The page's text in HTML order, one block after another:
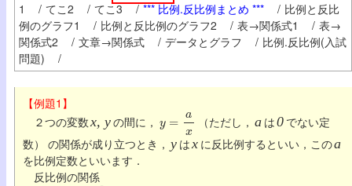
1
/ てこ2 / てこ3 / *** 比例.反比例まとめ *** / 比例と反比
例のグラフ1
/ 比例と反比例のグラフ2 / 表→関係式1 / 表→
関係式2
/ 文章→関係式 / データとグラフ / 比例.反比例(入試
問題)
/
【例題1】
２つの変数x, yの間に， x （ただし， a は0 でない定
数） の関係が成り立つとき， y はx に反比例するといい，このa
を比例定数といいます．
反比例の関係